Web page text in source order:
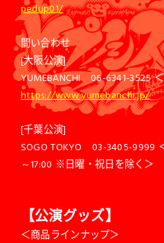
pedup01/
問い合わせ
[大阪公演]
YUMEBANCHI 06-6341-3525
https://www.yumebanchi.jp/
[千葉公演]
SOGO TOKYO 03-3405-9999
～17:00 ※日曜・祝日を除く＞
【公演グッズ】
＜商品ラインナップ＞